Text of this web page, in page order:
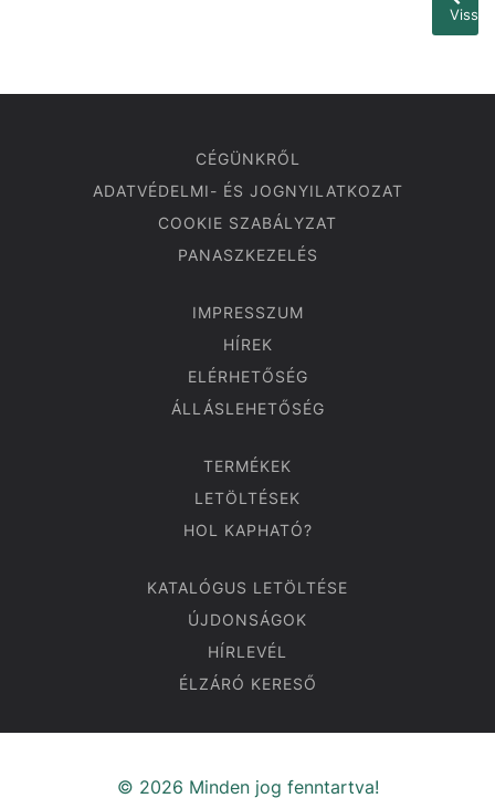
Vissza
CÉGÜNKRŐL
ADATVÉDELMI- ÉS JOGNYILATKOZAT
COOKIE SZABÁLYZAT
PANASZKEZELÉS
IMPRESSZUM
HÍREK
ELÉRHETŐSÉG
ÁLLÁSLEHETŐSÉG
TERMÉKEK
LETÖLTÉSEK
HOL KAPHATÓ?
KATALÓGUS LETÖLTÉSE
ÚJDONSÁGOK
HÍRLEVÉL
ÉLZÁRÓ KERESŐ
© 2026 Minden jog fenntartva!